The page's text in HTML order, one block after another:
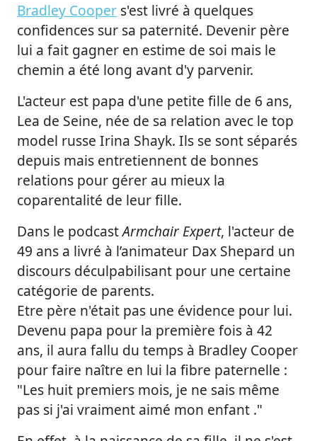
Bradley Cooper s'est livré à quelques
confidences sur sa paternité. Devenir père
lui a fait gagner en estime de soi mais le
chemin a été long avant d'y parvenir.
L'acteur est papa d'une petite fille de 6 ans,
Lea de Seine, née de sa relation avec le top
model russe Irina Shayk. Ils se sont séparés
depuis mais entretiennent de bonnes
relations pour gérer au mieux la
coparentalité de leur fille.
Dans le podcastArmchair Expert, l'acteur de
49 ans a livré à l’animateur Dax Shepard un
discours déculpabilisant pour une certaine
catégorie de parents.
Etre père n'était pas une évidence pour lui.
Devenu papa pour la première fois à 42
ans, il aura fallu du temps à Bradley Cooper
pour faire naître en lui la fibre paternelle :
"Les huit premiers mois, je ne sais même
pas si j'ai vraiment aimé mon enfant ."